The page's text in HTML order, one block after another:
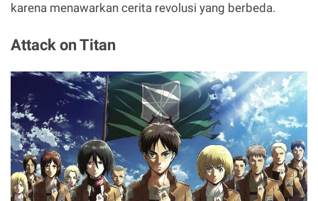
karena menawarkan cerita revolusi yang berbeda.
Attack on Titan